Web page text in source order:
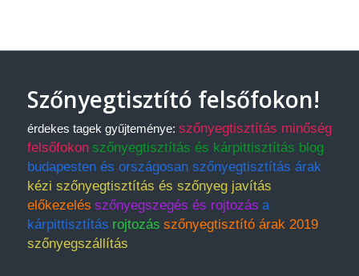
Szőnyegtisztító felsőfokon!
érdekes tagek gyűjteménye: szőnyegtisztítás minőség
felsőfokon szőnyegtisztítás és kárpittisztítás blog
budapesten és országosan szőnyegtisztítás árak
kézi szőnyegtisztítás és szőnyeg javítás
előkezelés szőnyegszegés és rojtozás a
kárpittisztítás rojtozás szőnyegtisztító árak 2019
szőnyegszállítás